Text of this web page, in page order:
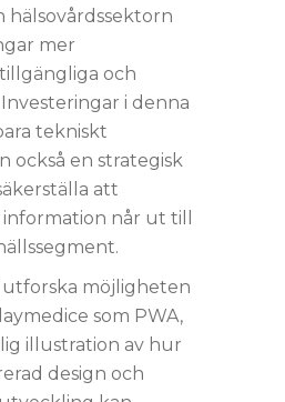
hälsovårdssektorn
mer
och
i denna
tekniskt
också en strategisk
att
når ut till
utforska möjligheten
som PWA,
illustration av hur
design och